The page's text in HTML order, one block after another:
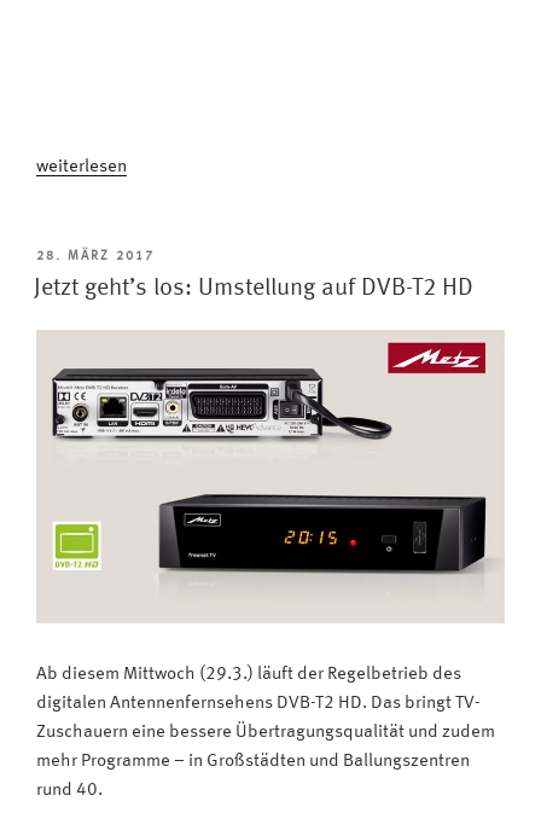
„DVB-
Empfangsprobleme?
Eine
muss
noch
umrüsten“
weiterlesen
VERÖFFENTLICHT
AM
28. MÄRZ 2017
Jetzt geht’s los: Umstellung auf DVB-T2 HD
Ab diesem Mittwoch (29.3.) läuft der Regelbetrieb des
digitalen Antennenfernsehens DVB-T2 HD. Das bringt TV-
Zuschauern eine bessere Übertragungsqualität und zudem
mehr Programme – in Großstädten und Ballungszentren
rund 40.